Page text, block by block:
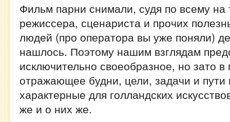
Фильм парни снимали, судя по всему
режиссера, сценариста и прочих
людей (про оператора вы уже поняли)
нашлось. Поэтому нашим взглядам
исключительно своеобразное, но зато
отражающее будни, цели, задачи и пути
характерные для голландских
же и о них же.